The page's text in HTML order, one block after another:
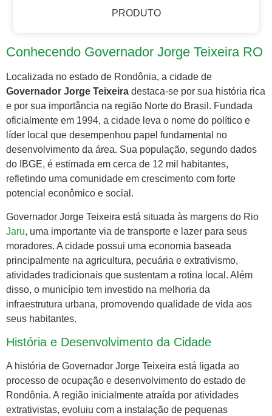
PRODUTO
Conhecendo Governador Jorge Teixeira RO
Localizada no estado de Rondônia, a cidade de
Governador Jorge Teixeira destaca-se por sua história rica
e por sua importância na região Norte do Brasil. Fundada
oficialmente em 1994, a cidade leva o nome do político e
líder local que desempenhou papel fundamental no
desenvolvimento da área. Sua população, segundo dados
do IBGE, é estimada em cerca de 12 mil habitantes,
refletindo uma comunidade em crescimento com forte
potencial econômico e social.
Governador Jorge Teixeira está situada às margens do Rio
Jaru, uma importante via de transporte e lazer para seus
moradores. A cidade possui uma economia baseada
principalmente na agricultura, pecuária e extrativismo,
atividades tradicionais que sustentam a rotina local. Além
disso, o município tem investido na melhoria da
infraestrutura urbana, promovendo qualidade de vida aos
seus habitantes.
História e Desenvolvimento da Cidade
A história de Governador Jorge Teixeira está ligada ao
processo de ocupação e desenvolvimento do estado de
Rondônia. A região inicialmente atraída por atividades
extrativistas, evoluiu com a instalação de pequenas